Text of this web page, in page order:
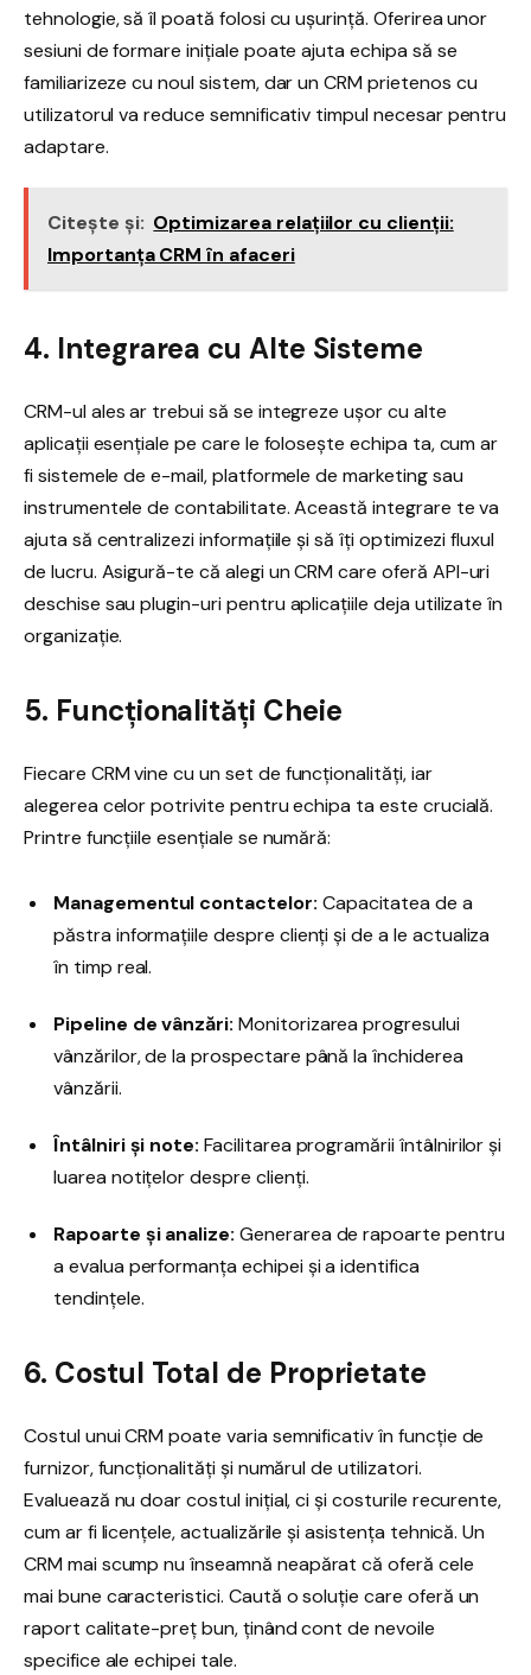
tehnologie, să îl poată folosi cu ușurință. Oferirea unor
sesiuni de formare inițiale poate ajuta echipa să se
familiarizeze cu noul sistem, dar un CRM prietenos cu
utilizatorul va reduce semnificativ timpul necesar pentru
adaptare.
Citește și: Optimizarea relațiilor cu clienții:
Importanța CRM în afaceri
4. Integrarea cu Alte Sisteme
CRM-ul ales ar trebui să se integreze ușor cu alte
aplicații esențiale pe care le folosește echipa ta, cum ar
fi sistemele de e-mail, platformele de marketing sau
instrumentele de contabilitate. Această integrare te va
ajuta să centralizezi informațiile și să îți optimizezi fluxul
de lucru. Asigură-te că alegi un CRM care oferă API-uri
deschise sau plugin-uri pentru aplicațiile deja utilizate în
organizație.
5. Funcționalități Cheie
Fiecare CRM vine cu un set de funcționalități, iar
alegerea celor potrivite pentru echipa ta este crucială.
Printre funcțiile esențiale se numără:
Managementul contactelor: Capacitatea de a
păstra informațiile despre clienți și de a le actualiza
în timp real.
Pipeline de vânzări: Monitorizarea progresului
vânzărilor, de la prospectare până la închiderea
vânzării.
Întâlniri și note: Facilitarea programării întâlnirilor și
luarea notițelor despre clienți.
Rapoarte și analize: Generarea de rapoarte pentru
a evalua performanța echipei și a identifica
tendințele.
6. Costul Total de Proprietate
Costul unui CRM poate varia semnificativ în funcție de
furnizor, funcționalități și numărul de utilizatori.
Evaluează nu doar costul inițial, ci și costurile recurente,
cum ar fi licențele, actualizările și asistența tehnică. Un
CRM mai scump nu înseamnă neapărat că oferă cele
mai bune caracteristici. Caută o soluție care oferă un
raport calitate-preț bun, ținând cont de nevoile
specifice ale echipei tale.